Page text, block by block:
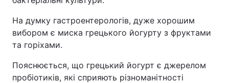
На думку гастроентерологів, дуже хорошим
вибором є миска грецького йогурту з фруктами
та горіхами.
Пояснюється, що грецький йогурт є джерелом
пробіотиків, які сприяють різноманітності